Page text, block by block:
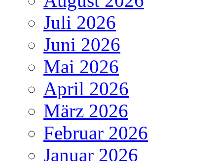
Juli 2026
Juni 2026
Mai 2026
April 2026
März 2026
Februar 2026
Januar 2026